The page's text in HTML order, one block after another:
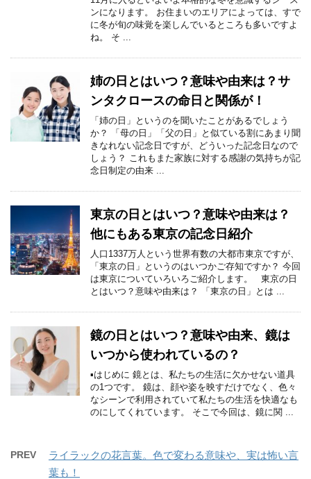
ンになります。 お住まいのエリアによっては、すで
に冬が旬の味覚を楽しんでいるところも多いですよ
ね。 そ ...
姉の日とはいつ？意味や由来は？サ
ンタクロースの命日と関係が！
「姉の日」というのを聞いたことがあるでしょう
か？ 「母の日」「父の日」と似ている割にあまり聞
きなれない記念日ですが、どういった記念日なので
しょう？ これもまた家族に対する感謝の気持ちが記
念日制定の由来 ...
東京の日とはいつ？意味や由来は？
他にもある東京の記念日紹介
人口1337万人という世界有数の大都市東京ですが、
「東京の日」というのはいつかご存知ですか？ 今回
は東京についていろいろご紹介します。 東京の日
とはいつ？意味や由来は？ 「東京の日」とは ...
鏡の日とはいつ？意味や由来、鏡は
いつから使われているの？
▪はじめに 鏡とは、私たちの生活に欠かせない道具
の1つです。 鏡は、顔や姿を映すだけでなく、色々
なシーンで利用されていて私たちの生活を快適なも
のにしてくれています。 そこで今回は、鏡に関 ...
PREV
ライラックの花言葉。色で変わる意味や、実は怖い言
葉も！